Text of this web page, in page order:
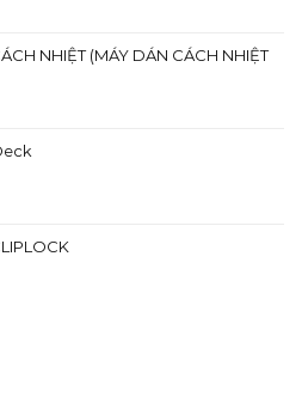
NHIỆT (MÁY DÁN CÁCH NHIỆT